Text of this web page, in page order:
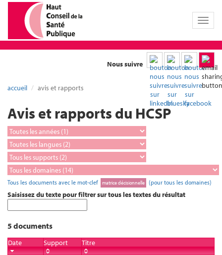
Toggle
Nous suivre
accueil avis et rapports
Avis et rapports du HCSP
Tous les documents avec le mot-clef matrice décisionnelle (pour tous les domaines)
Saisissez du texte pour filtrer sur tous les textes du résultat
5 documents
Date Support
Titre